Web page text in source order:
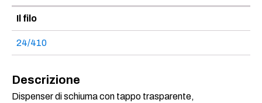
Il filo
24/410
Descrizione
Dispenser di schiuma con tappo trasparente,